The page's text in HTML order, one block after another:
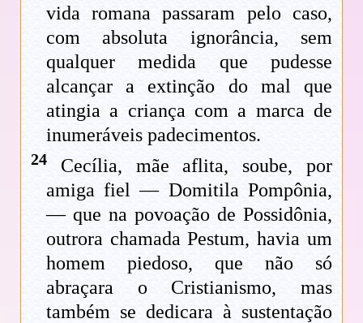
vida romana passaram pelo caso,
com absoluta ignorância, sem
qualquer medida que pudesse
alcançar a extinção do mal que
atingia a criança com a marca de
inumeráveis padecimentos.
24 Cecília, mãe aflita, soube, por
amiga fiel — Domitila Pompônia,
— que na povoação de Possidônia,
outrora chamada Pestum, havia um
homem piedoso, que não só
abraçara o Cristianismo, mas
também se dedicara à sustentação